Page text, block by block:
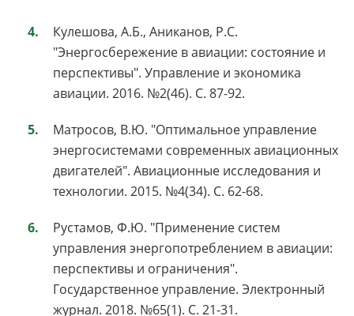
Кулешова, А.Б., Аниканов, Р.С.
"Энергосбережение в авиации: состояние и
перспективы". Управление и экономика
авиации. 2016. №2(46). С. 87-92.
Матросов, В.Ю. "Оптимальное управление
энергосистемами современных авиационных
двигателей". Авиационные исследования и
технологии. 2015. №4(34). С. 62-68.
Рустамов, Ф.Ю. "Применение систем
управления энергопотреблением в авиации:
перспективы и ограничения".
Государственное управление. Электронный
журнал. 2018. №65(1). С. 21-31.